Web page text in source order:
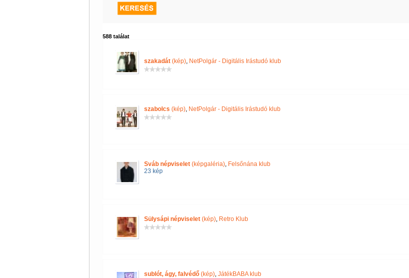
588 találat
szakadát(kép), NetPolgár - Digitális Irástudó klub
szabolcs (kép), NetPolgár - Digitális Irástudó klub
Sváb népviselet(képgaléria), Felsőnána klub
23 kép
Sülysápi népviselet(kép), Retro Klub
sublót, ágy, falvédő(kép), JátékBABA klub